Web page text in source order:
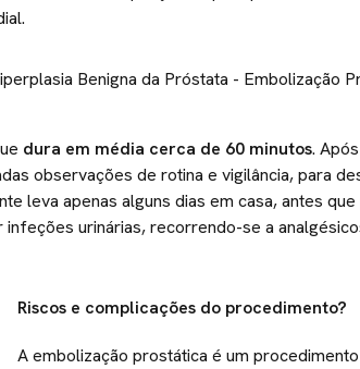
dura em média cerca de 60 minutos.
observações de rotina e vigilância, para
leva apenas alguns dias em casa, antes
urinárias, recorrendo-se a
Riscos e complicações do procedimento?
A embolização prostática é um